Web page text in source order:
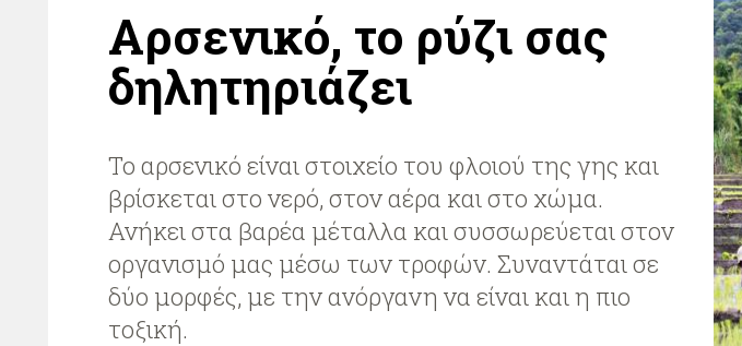
Αρσενικό, το ρύζι σας
δηλητηριάζει
Το αρσενικό είναι στοιχείο του φλοιού της γης και
βρίσκεται στο νερό, στον αέρα και στο χώμα.
Ανήκει στα βαρέα μέταλλα και συσσωρεύεται στον
οργανισμό μας μέσω των τροφών. Συναντάται σε
δύο μορφές, με την ανόργανη να είναι και η πιο
τοξική.